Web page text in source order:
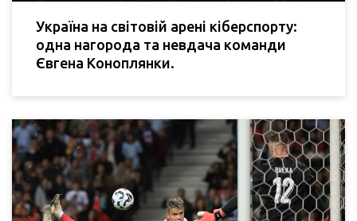
Україна на світовій арені кіберспорту:
одна нагорода та невдача команди
Євгена Коноплянки.